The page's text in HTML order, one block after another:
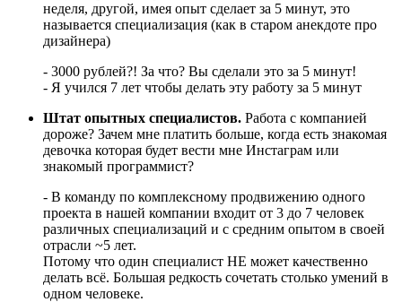
неделя, другой, имея опыт сделает за 5 минут, это
называется специализация (как в старом анекдоте про
дизайнера)
- 3000 рублей?! За что? Вы сделали это за 5 минут!
- Я учился 7 лет чтобы делать эту работу за 5 минут
Штат опытных специалистов. Работа с компанией
дороже? Зачем мне платить больше, когда есть знакомая
девочка которая будет вести мне Инстаграм или
знакомый программист?
- В команду по комплексному продвижению одного
проекта в нашей компании входит от 3 до 7 человек
различных специализаций и с средним опытом в своей
отрасли ~5 лет.
Потому что один специалист НЕ может качественно
делать всё. Большая редкость сочетать столько умений в
одном человеке.